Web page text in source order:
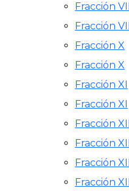
Fracción VIII
Fracción VIII
Fracción X
Fracción X
Fracción XI
Fracción XI
Fracción XII
Fracción XII
Fracción XIII
Fracción XIII